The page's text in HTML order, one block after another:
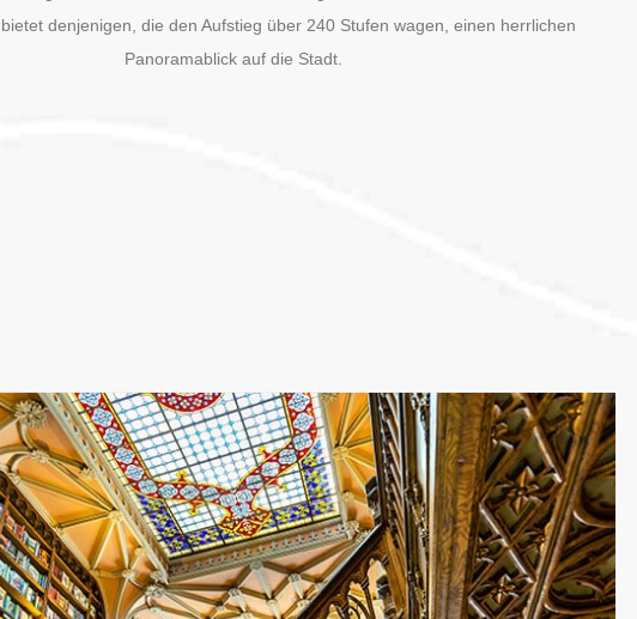
denjenigen, die den Aufstieg über 240 Stufen wagen, einen herrlichen
Panoramablick auf die Stadt.